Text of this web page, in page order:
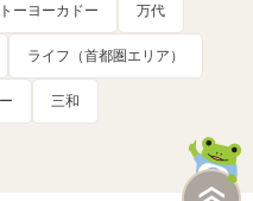
ーヨーカドー 万代
ライフ（首都圏エリア）
三和